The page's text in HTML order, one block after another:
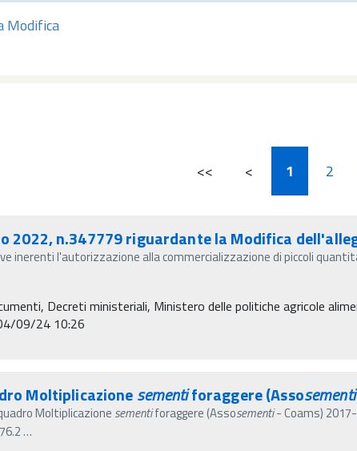
Modifica
<< < 1 2
2022, n.347779 riguardante la Modifica
inerenti l'autorizzazione alla commercializzazione di piccoli
Decreti ministeriali, Ministero delle politiche agricole
09/24 10:26
Moltiplicazionesementiforaggere (Assosementi
Moltiplicazione sementiforaggere (Assosementi- Coams)
…